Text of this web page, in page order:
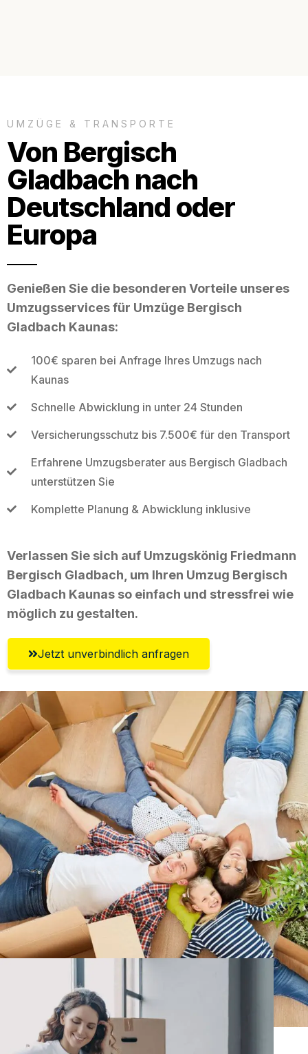
UMZÜGE & TRANSPORTE
Von Bergisch
Gladbach nach
Deutschland oder
Europa
Genießen Sie die besonderen Vorteile unseres
Umzugsservices für Umzüge Bergisch
Gladbach Kaunas:
100€ sparen bei Anfrage Ihres Umzugs nach
Kaunas
Schnelle Abwicklung in unter 24 Stunden
Versicherungsschutz bis 7.500€ für den Transport
Erfahrene Umzugsberater aus Bergisch Gladbach
unterstützen Sie
Komplette Planung & Abwicklung inklusive
Verlassen Sie sich auf Umzugskönig Friedmann
Bergisch Gladbach, um Ihren Umzug Bergisch
Gladbach Kaunas so einfach und stressfrei wie
möglich zu gestalten.
Jetzt unverbindlich anfragen